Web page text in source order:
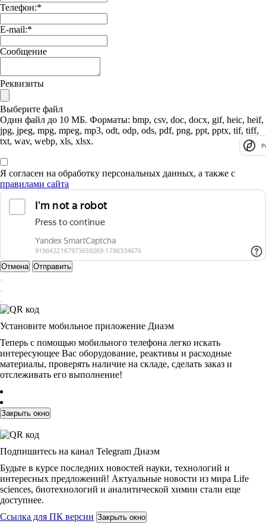
Телефон:*
E-mail:*
Сообщение
Реквизиты
Выберите файл
Один файл до 10 МБ. Форматы: bmp, csv, doc, docx, gif, heic, heif,
jpg, jpeg, mpg, mpeg, mp3, odt, odp, ods, pdf, png, ppt, pptx, tif, tiff,
txt, wav, webp, xls, xlsx.
Я согласен на обработку персональных данных, а также с
правилами сайта
Отмена Отправить
Установите мобильное приложение Диаэм
Теперь с помощью мобильного телефона легко искать
интересующее Вас оборудование, реактивы и расходные
материалы, проверять наличие на складе, сделать заказ и
отслеживать его выполнение!
Закрыть окно
Подпишитесь на канал Telegram Диаэм
Будьте в курсе последних новостей науки, технологий и
интересных предложений! Актуальные новости из мира Life
sciences, биотехнологий и аналитической химии стали еще
доступнее.
Ссылка для ПК версии Закрыть окно